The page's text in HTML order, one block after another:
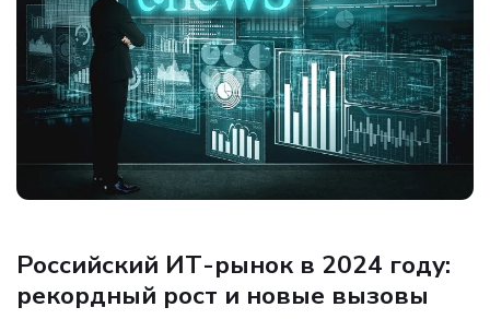
Российский ИТ-рынок в 2024 году:
рекордный рост и новые вызовы